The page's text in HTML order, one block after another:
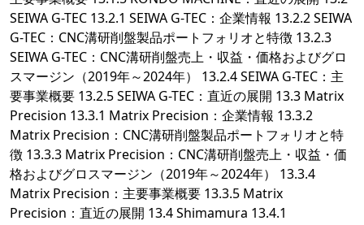
SEIWA G-TEC 13.2.1 SEIWA G-TEC：企業情報 13.2.2 SEIWA
G-TEC：CNC溝研削盤製品ポートフォリオと特徴 13.2.3
SEIWA G-TEC：CNC溝研削盤売上・収益・価格およびグロ
スマージン（2019年～2024年） 13.2.4 SEIWA G-TEC：主
要事業概要 13.2.5 SEIWA G-TEC：直近の展開 13.3 Matrix
Precision 13.3.1 Matrix Precision：企業情報 13.3.2
Matrix Precision：CNC溝研削盤製品ポートフォリオと特
徴 13.3.3 Matrix Precision：CNC溝研削盤売上・収益・価
格およびグロスマージン（2019年～2024年） 13.3.4
Matrix Precision：主要事業概要 13.3.5 Matrix
Precision：直近の展開 13.4 Shimamura 13.4.1